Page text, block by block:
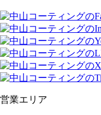
営業エリア